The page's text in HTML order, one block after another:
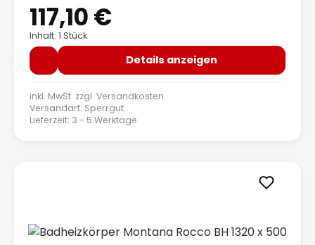
Regulärer Preis:
117,10 €
Inhalt: 1 Stück
Details anzeigen
inkl. MwSt. zzgl. Versandkosten
Versandart: Sperrgut
Lieferzeit: 3 - 5 Werktage